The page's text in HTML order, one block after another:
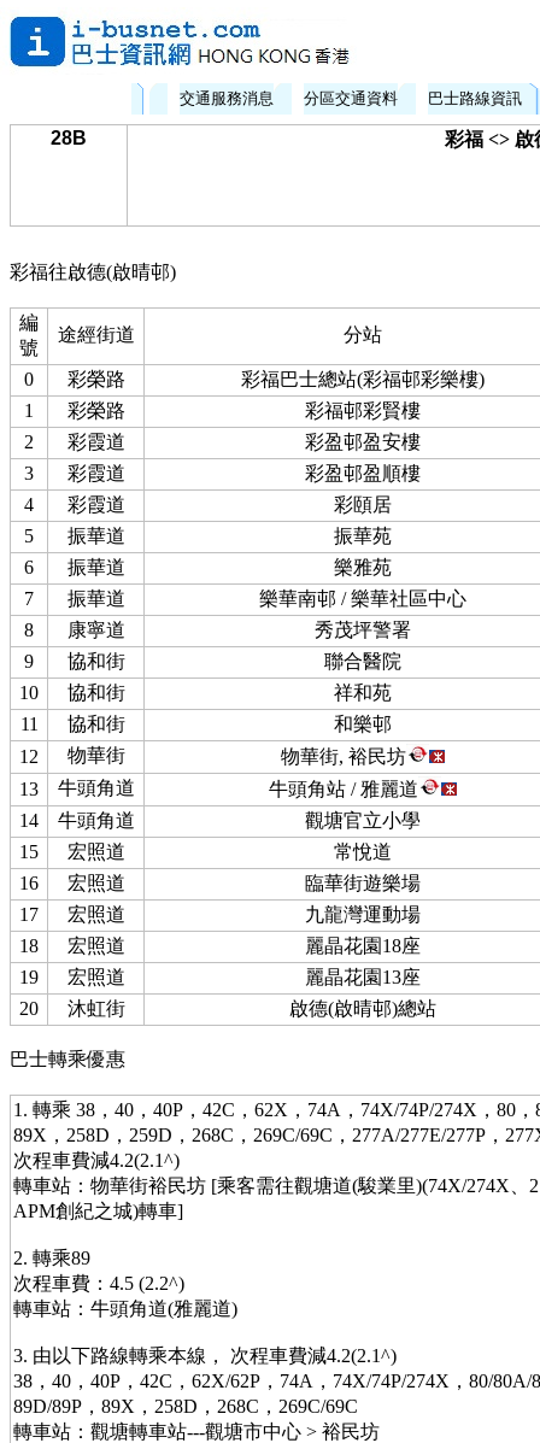
交通服務消息 分區交通資料 巴士路線資訊
28B 彩福 <> 啟
彩福往啟德(啟晴邨)
編
號
途經街道 分站
0 彩榮路
彩福巴士總站(彩福邨彩樂樓)
1
彩榮路
彩福邨彩賢樓
2
彩霞道
彩盈邨盈安樓
3
彩霞道
彩盈邨盈順樓
4
彩霞道
彩頤居
5
振華道
振華苑
6
振華道
樂雅苑
7
振華道
樂華南邨 / 樂華社區中心
8
康寧道
秀茂坪警署
9
協和街
聯合醫院
10
協和街
祥和苑
11
協和街
和樂邨
12
物華街
物華街, 裕民坊
13
牛頭角道
牛頭角站 / 雅麗道
14
牛頭角道
觀塘官立小學
15
宏照道
常悅道
16
宏照道
臨華街遊樂場
17
宏照道
九龍灣運動場
18
宏照道
麗晶花園18座
19
宏照道
麗晶花園13座
20
沐虹街 啟德(啟晴邨)總站
巴士轉乘優惠
1. 轉乘 38，40，40P，42C，62X，74A，74X/74P/274X，80
89X，258D，259D，268C，269C/69C，277A/277E/277P，
次程車費減4.2(2.1^)
轉車站：物華街裕民坊 [乘客需往觀塘道(駿業里)(74X/274X、
APM創紀之城)轉車]
2. 轉乘89
次程車費：4.5 (2.2^)
轉車站：牛頭角道(雅麗道)
3. 由以下路線轉乘本線， 次程車費減4.2(2.1^)
38，40，40P，42C，62X/62P，74A，74X/74P/274X，80/
89D/89P，89X，258D，268C，269C/69C
轉車站：觀塘轉車站---觀塘市中心 > 裕民坊